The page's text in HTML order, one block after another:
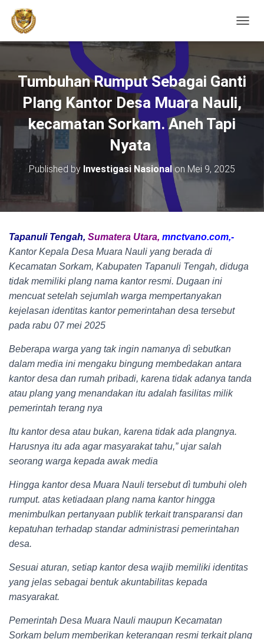
Tumbuhan Rumput Sebagai Ganti
Plang Kantor Desa Muara Nauli,
kecamatan Sorkam. Aneh Tapi
Nyata
Published by Investigasi Nasionalon Mei 9, 2025
Tapanuli Tengah, Sumatera Utara, mnctvano.com,-
Kantor Kepala Desa Muara Nauli yang berada di
Kecamatan Sorkam, Kabupaten Tapanuli Tengah, diduga
tidak memiliki plang nama kantor resmi. Dugaan ini
mencuat setelah sejumlah warga mempertanyakan
kejelasan identitas kantor pemerintahan desa tersebut
pada rabu 07 mei 2025
Beberapa warga yang tak ingin namanya dì sebutkan
dalam media ini mengaku bingung membedakan antara
kantor desa dan rumah pribadi, karena tidak adanya tanda
atau plang yang menandakan itu adalah fasilitas milik
pemerintah terang nya
Itu kantor desa atau bukan, karena tidak ada plangnya.
Harusnya itu ada agar masyarakat tahu,” ujar salah
seorang warga kepada awak media
Hingga kantor desa Muara Nauli tersebut dì tumbuhi oleh
rumput. atas ketiadaan plang nama kantor hingga
menimbulkan pertanyaan publik terkait transparansi dan
kepatuhan terhadap standar administrasi pemerintahan
desa.
Sesuai aturan, setiap kantor desa wajib memiliki identitas
yang jelas sebagai bentuk akuntabilitas kepada
masyarakat.
Pemerintah Desa Muara Nauli maupun Kecamatan
Sorkam belum memberikan keterangan resmi terkait plang